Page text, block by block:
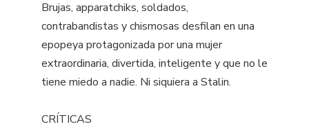
Brujas, apparatchiks, soldados,
contrabandistas y chismosas desfilan en una
epopeya protagonizada por una mujer
extraordinaria, divertida, inteligente y que no le
tiene miedo a nadie. Ni siquiera a Stalin.
CRÍTICAS